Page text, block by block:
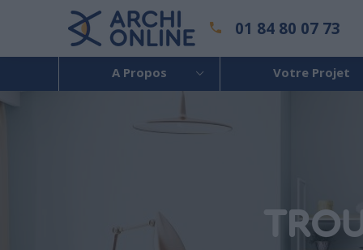
01 84 80 07 73
A Propos Votre Projet